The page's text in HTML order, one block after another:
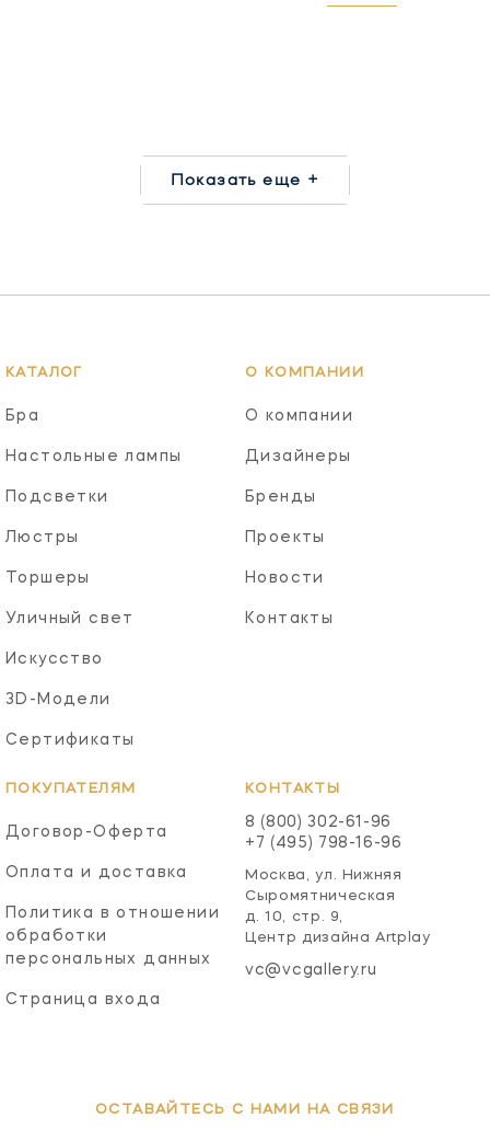
Показать еще +
КАТАЛОГ
Бра
Настольные лампы
Подсветки
Люстры
Торшеры
Уличный свет
Искусство
3D-Модели
Сертификаты
О КОМПАНИИ
О компании
Дизайнеры
Бренды
Проекты
Новости
Контакты
ПОКУПАТЕЛЯМ
Договор-Оферта
Оплата и доставка
Политика в отношении
обработки
персональных данных
Страница входа
КОНТАКТЫ
8 (800) 302-61-96
+7 (495) 798-16-96
Москва, ул. Нижняя
Сыромятническая
д. 10, стр. 9,
Центр дизайна Artplay
vc@vcgallery.ru
ОСТАВАЙТЕСЬ С НАМИ НА СВЯЗИ